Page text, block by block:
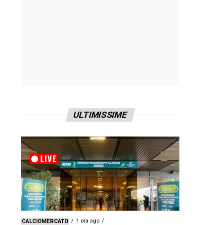
ULTIMISSIME
CALCIOMERCATO 1 ora ago